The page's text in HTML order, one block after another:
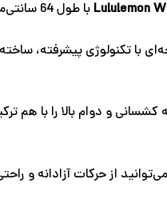
Lululemon با طول 64 سانتی‌متر، انتخابی ایده‌آل برای تمرینات شدید و فعالیت‌های روزانه است.
با تکنولوژی پیشرفته،
و دوام بالا را با هم
از حرکات آزادانه و